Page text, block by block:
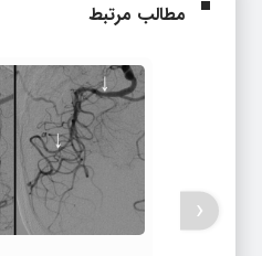
مطالب مرتبط
‹